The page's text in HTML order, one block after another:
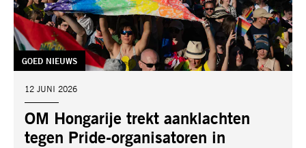
OM Hongarije trekt aanklachten
tegen Pride-organisatoren in
TAG:
GOED NIEUWS
DATUM:
12 JUNI 2026